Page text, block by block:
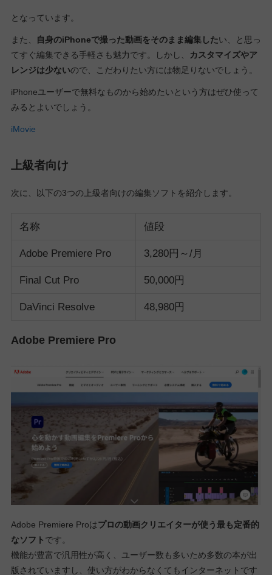
となっています。
また、 自身のiPhoneで撮った動画をそのまま編集したい、と思っ
てすぐ編集できる手軽さも魅力です。しかし、
カスタマイズやア
レンジは少ないので、こだわりたい方には物足りないでしょう。
iPhoneユーザーで無料なものから始めたいという方はぜひ使って
みるとよいでしょう。
iMovie
上級者向け
次に、以下の3つの上級者向けの編集ソフトを紹介します。
名称 値段
Adobe Premiere Pro 3,280円～/月
Final Cut Pro 50,000円
DaVinci Resolve 48,980円
Adobe Premiere Pro
Adobe Premiere Proはプロの動画クリエイターが使う最も定番的
なソフト です。
機能が豊富で汎用性が高く、ユーザー数も多いため多数の本が出
版されていますし、使い方がわからなくてもインターネットです